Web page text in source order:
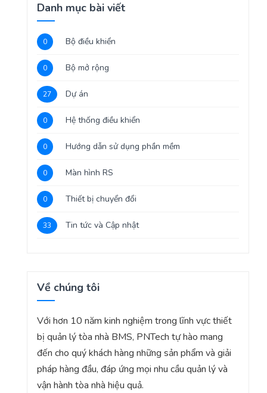
Danh mục bài viết
0 Bộ điều khiển
0 Bộ mở rộng
27 Dự án
0 Hệ thống điều khiển
0 Hướng dẫn sử dụng phần mềm
0 Màn hình RS
0 Thiết bị chuyển đổi
33 Tin tức và Cập nhật
Về chúng tôi
Với hơn 10 năm kinh nghiệm trong lĩnh vực thiết
bị quản lý tòa nhà BMS, PNTech tự hào mang
đến cho quý khách hàng những sản phẩm và giải
pháp hàng đầu, đáp ứng mọi nhu cầu quản lý và
vận hành tòa nhà hiệu quả.